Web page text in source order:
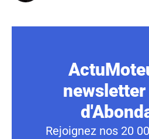
newsletter
Rejoignez nos 20